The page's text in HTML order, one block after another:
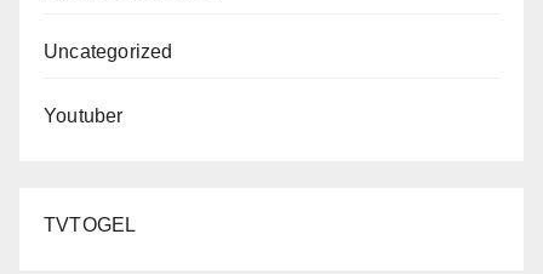
Uncategorized
Youtuber
TVTOGEL